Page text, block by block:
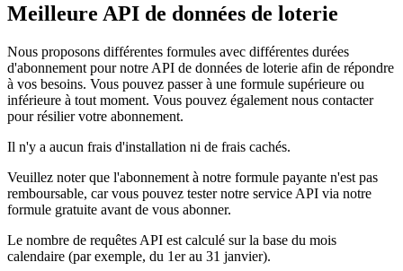
Meilleure API de données de loterie
Nous proposons différentes formules avec différentes durées
d'abonnement pour notre API de données de loterie afin de répondre
à vos besoins. Vous pouvez passer à une formule supérieure ou
inférieure à tout moment. Vous pouvez également nous contacter
pour résilier votre abonnement.
Il n'y a aucun frais d'installation ni de frais cachés.
Veuillez noter que l'abonnement à notre formule payante n'est pas
remboursable, car vous pouvez tester notre service API via notre
formule gratuite avant de vous abonner.
Le nombre de requêtes API est calculé sur la base du mois
calendaire (par exemple, du 1er au 31 janvier).